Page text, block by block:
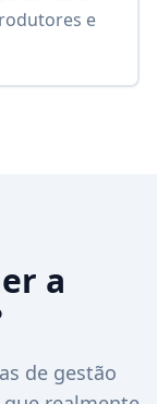
e
a
de gestão